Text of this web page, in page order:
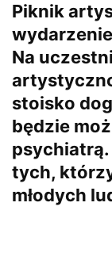
Piknik
Na
stoisko
będzie
psychiatrą.
tych,
młodych